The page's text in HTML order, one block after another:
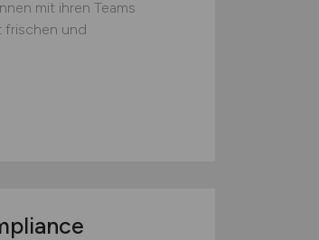
mit ihren Teams
frischen und